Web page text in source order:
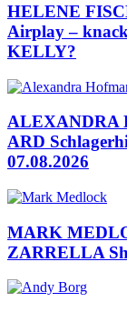
HELENE
Airplay –
KELLY?
ALEXANDRA
ARD
07.08.2026
MARK
ZARRELLA